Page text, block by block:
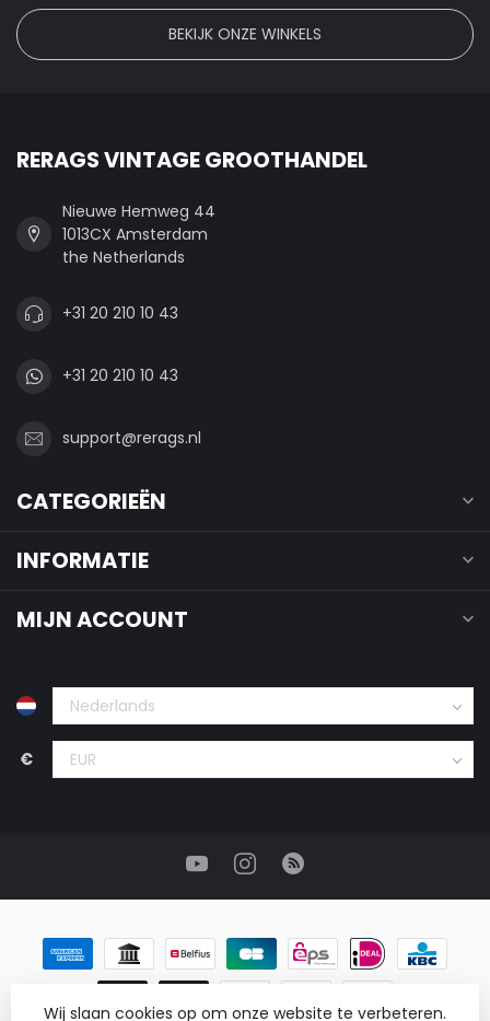
BEKIJK ONZE WINKELS
RERAGS VINTAGE GROOTHANDEL
Nieuwe Hemweg 44
1013CX Amsterdam
the Netherlands
+31 20 210 10 43
+31 20 210 10 43
support@rerags.nl
CATEGORIEËN
INFORMATIE
MIJN ACCOUNT
€
Wij slaan cookies op om onze website te verbeteren.